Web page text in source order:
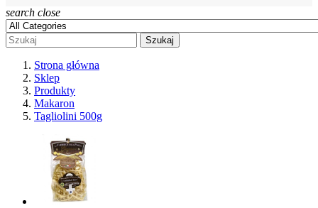
search close
Szukaj
Strona główna
Sklep
Produkty
Makaron
Tagliolini 500g